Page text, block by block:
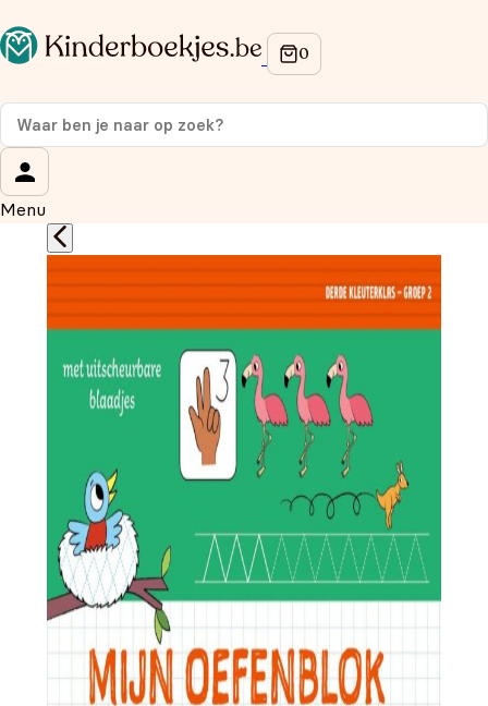
Menu
Op de hoogte blijven van onze acties?
Meld je aan voor onze nieuwsbrief en ontvang
korting
Wat is je voornaam?
Wat is je e-mailadres?*
Aanmelden
We gebruiken je gegevens om contact op te nemen, in
overeenstemming met ons
privacybeleid.